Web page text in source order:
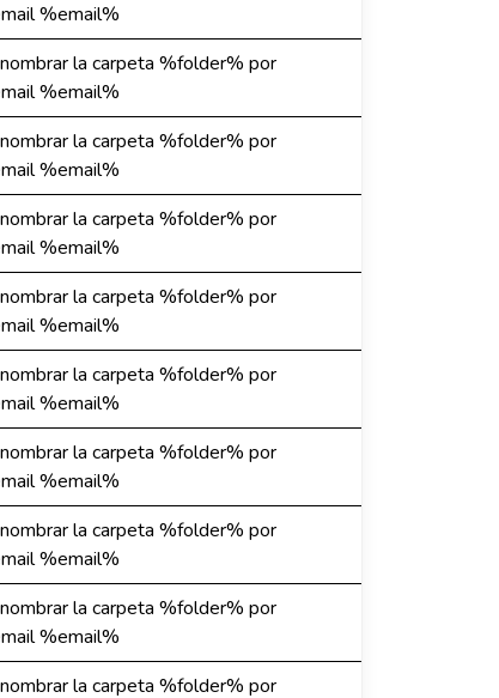
%email%
la carpeta %folder% por
%email%
la carpeta %folder% por
%email%
la carpeta %folder% por
%email%
la carpeta %folder% por
%email%
la carpeta %folder% por
%email%
la carpeta %folder% por
%email%
la carpeta %folder% por
%email%
la carpeta %folder% por
%email%
la carpeta %folder% por